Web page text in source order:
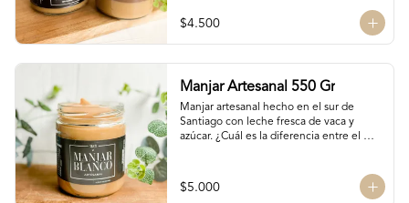
$4.500
Manjar Artesanal 550 Gr
Manjar artesanal hecho en el sur de
Santiago con leche fresca de vaca y
azúcar. ¿Cuál es la diferencia entre el
El manjar tradicional, al tener mayor
tiempo de cocción tiene un sabor más
$5.000